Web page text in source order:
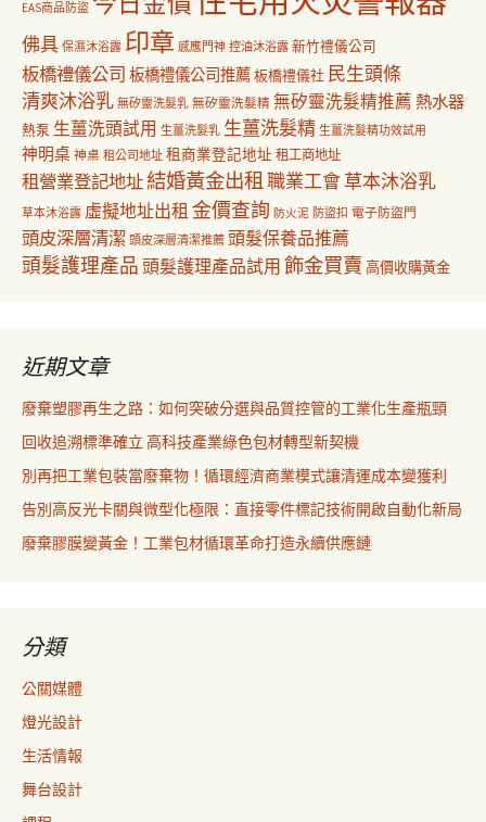
EAS商品防盜
佛具 保濕沐浴露 印章 感應門神 控油沐浴露 新竹禮儀公司
板橋禮儀公司 板橋禮儀公司推薦板橋禮儀社 民生頭條
清爽沐浴乳 無矽靈洗髮乳 無矽靈洗髮精 無矽靈洗髮精推薦 熱水器
熱泵 生薑洗頭試用 生薑洗髮乳 生薑洗髮精 生薑洗髮精功效試用
神明桌 神桌 租公司地址 租商業登記地址 租工商地址
租營業登記地址結婚黃金出租職業工會草本沐浴乳
草本沐浴露 虛擬地址出租 金價查詢 防火泥 防盜扣 電子防盜門
頭皮深層清潔 頭皮深層清潔推薦 頭髮保養品推薦
頭髮護理產品 頭髮護理產品試用 飾金買賣 高價收購黃金
近期文章
廢棄塑膠再生之路：如何突破分選與品質控管的工業化生產瓶頸
回收追溯標準確立 高科技產業綠色包材轉型新契機
別再把工業包裝當廢棄物！循環經濟商業模式讓清運成本變獲利
告別高反光卡關與微型化極限：直接零件標記技術開啟自動化新局
廢棄膠膜變黃金！工業包材循環革命打造永續供應鏈
分類
公關媒體
燈光設計
生活情報
舞台設計